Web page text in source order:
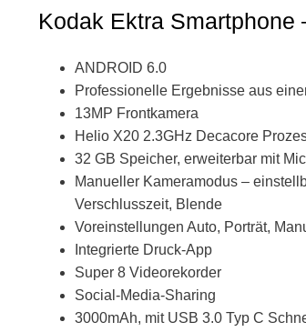
Kodak Ektra
ANDROID 6.0
Professionelle Ergebnisse aus
13MP Frontkamera
Helio X20 2.3GHz Decacore
32 GB Speicher, erweiterbar mit
Manueller Kameramodus –
Verschlusszeit, Blende
Voreinstellungen Auto, Porträt,
Integrierte Druck-App
Super 8 Videorekorder
Social-Media-Sharing
3000mAh, mit USB 3.0 Typ C